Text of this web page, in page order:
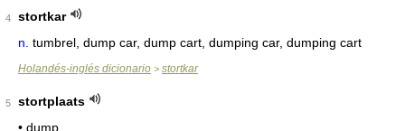
4
stortkar
n. tumbrel, dump car, dump cart, dumping car, dumping cart
Holandés-inglés dicionario > stortkar
5
stortplaats
• dump